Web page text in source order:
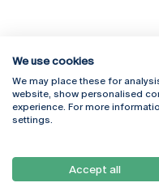
Rua Diogo Botelho 1327
4169-005 Porto
+351 226 196 240
We use cookies
We may place these for
website, show personalised
experience. For more
settings.
Accept all